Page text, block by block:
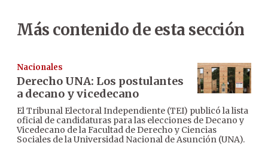
Más contenido de esta sección
Nacionales
Derecho UNA: Los postulantes
a decano y vicedecano
El Tribunal Electoral Independiente (TEI) publicó la lista
oficial de candidaturas para las elecciones de Decano y
Vicedecano de la Facultad de Derecho y Ciencias
Sociales de la Universidad Nacional de Asunción (UNA).